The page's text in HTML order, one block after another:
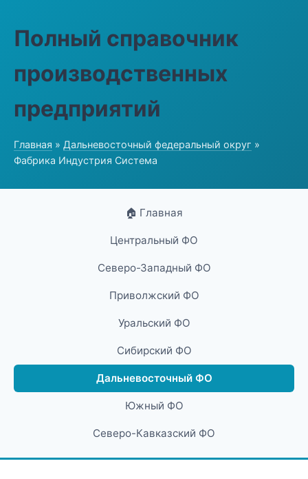
Полный справочник
производственных
предприятий
Главная » Дальневосточный федеральный округ »
Фабрика Индустрия Система
🏠 Главная
Центральный ФО
Северо-Западный ФО
Приволжский ФО
Уральский ФО
Сибирский ФО
Дальневосточный ФО
Южный ФО
Северо-Кавказский ФО